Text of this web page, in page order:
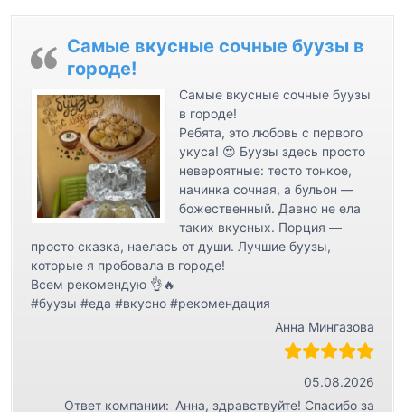
Самые вкусные сочные буузы в
городе!
Самые вкусные сочные буузы
в городе!
Ребята, это любовь с первого
укуса! 😍 Буузы здесь просто
невероятные: тесто тонкое,
начинка сочная, а бульон —
божественный. Давно не ела
таких вкусных. Порция —
просто сказка, наелась от души. Лучшие буузы,
которые я пробовала в городе!
Всем рекомендую 👌🔥
#буузы #еда #вкусно #рекомендация
Анна Мингазова
05.08.2026
Ответ компании: Анна, здравствуйте! Спасибо за